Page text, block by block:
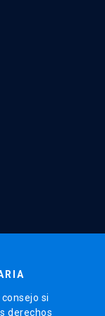
si
derechos